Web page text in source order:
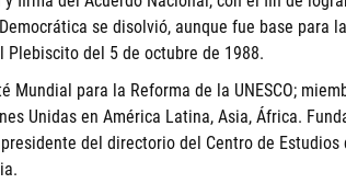
se disolvió, aunque fue base para
Plebiscito del 5 de octubre de 1988.
para la Reforma de la UNESCO;
Unidas en América Latina, Asia, África.
del directorio del Centro de Estudios